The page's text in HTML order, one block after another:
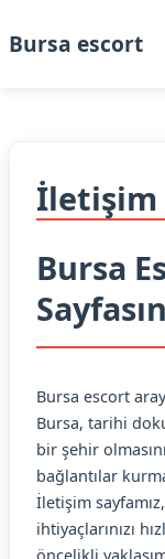
Bursa escort
İletişim
Bursa
Bursa escort
Bursa, tarihi
bir şehir
bağlantılar
İletişim
ihtiyaçlarınızı